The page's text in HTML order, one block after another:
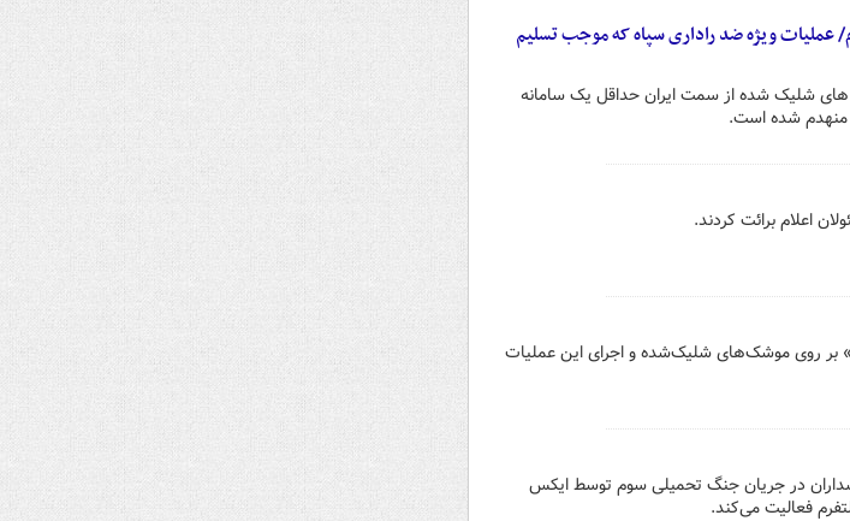
عملیات ویژه ضد راداری سپاه که موجب تسلیم
های شلیک شده از سمت ایران حداقل یک سامانه
اعلام برائت کردند.
بر روی موشک‌های شلیک‌شده و اجرای این عملیات
در جریان جنگ تحمیلی سوم توسط ایکس
فعالیت می‌کند.